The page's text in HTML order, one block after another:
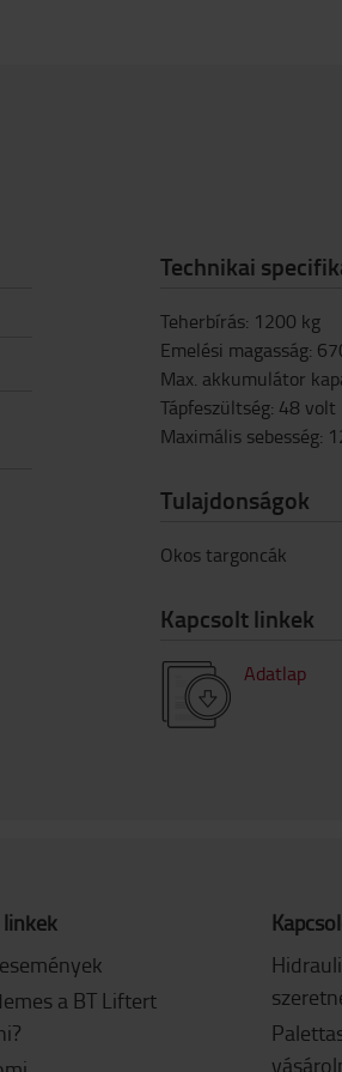
Technikai
Teherbírás: 1200 kg
Emelési magasság:
Max. akkumulátor
Tápfeszültség: 48 volt
Maximális sebesség:
Tulajdonságok
Okos targoncák
Kapcsolt linkek
Adatlap
linkek
a BT Liftert